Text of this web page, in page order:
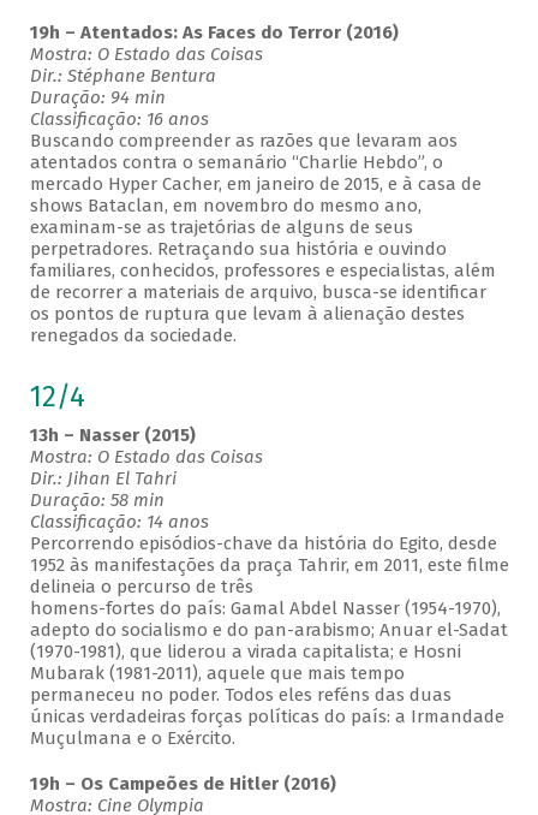
19h – Atentados: As Faces do Terror (2016)
Mostra: O Estado das Coisas
Dir.: Stéphane Bentura
Duração: 94 min
Classificação: 16 anos
Buscando compreender as razões que levaram aos
atentados contra o semanário “Charlie Hebdo”, o
mercado Hyper Cacher, em janeiro de 2015, e à casa de
shows Bataclan, em novembro do mesmo ano,
examinam-se as trajetórias de alguns de seus
perpetradores. Retraçando sua história e ouvindo
familiares, conhecidos, professores e especialistas, além
de recorrer a materiais de arquivo, busca-se identificar
os pontos de ruptura que levam à alienação destes
renegados da sociedade.
12/4
13h – Nasser (2015)
Mostra: O Estado das Coisas
Dir.: Jihan El Tahri
Duração: 58 min
Classificação: 14 anos
Percorrendo episódios-chave da história do Egito, desde
1952 às manifestações da praça Tahrir, em 2011, este filme
delineia o percurso de três
homens-fortes do país: Gamal Abdel Nasser (1954-1970),
adepto do socialismo e do pan-arabismo; Anuar el-Sadat
(1970-1981), que liderou a virada capitalista; e Hosni
Mubarak (1981-2011), aquele que mais tempo
permaneceu no poder. Todos eles reféns das duas
únicas verdadeiras forças políticas do país: a Irmandade
Muçulmana e o Exército.
19h – Os Campeões de Hitler (2016)
Mostra: Cine Olympia